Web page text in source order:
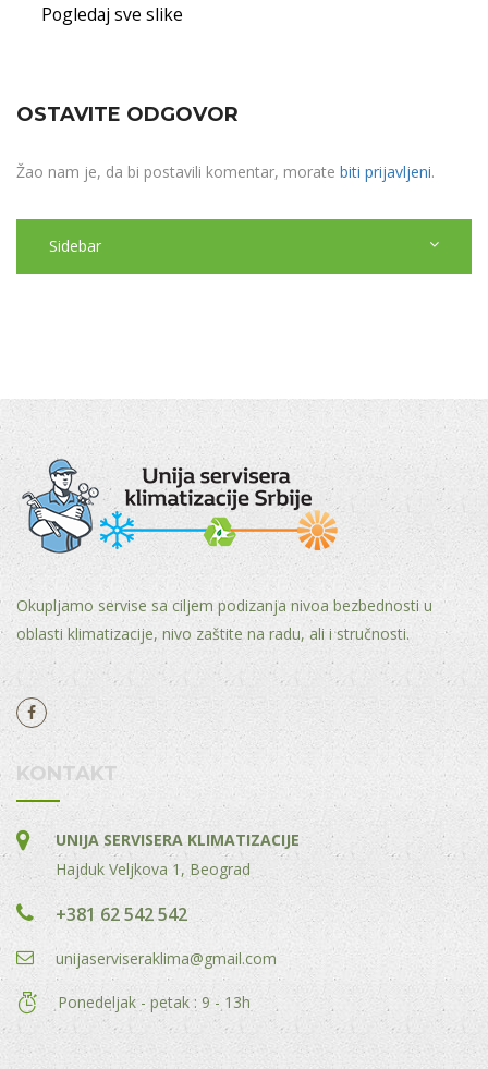
Pogledaj sve slike
OSTAVITE ODGOVOR
Žao nam je, da bi postavili komentar, morate biti prijavljeni.
Sidebar
Okupljamo servise sa ciljem podizanja nivoa bezbednosti u
oblasti klimatizacije, nivo zaštite na radu, ali i stručnosti.
KONTAKT
UNIJA SERVISERA KLIMATIZACIJE
Hajduk Veljkova 1, Beograd
+381 62 542 542
unijaserviseraklima@gmail.com
Ponedeljak - petak : 9 - 13h